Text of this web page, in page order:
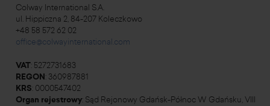
Colway International S.A.
ul. Hippiczna 2, 84-207 Koleczkowo
+48 58 572 62 02
office@colwayinternational.com
VAT: 5272731683
REGON : 360987881
KRS: 0000547402
Organ rejestrowy: Sąd Rejonowy Gdańsk-Północ W Gdańsku, VIII